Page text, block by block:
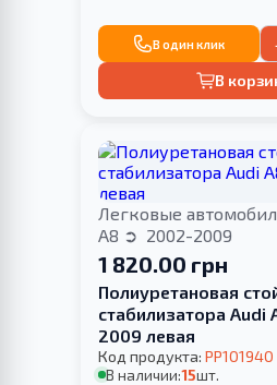
В один клик
В
Легковые
A8
2002-2009
1 820.00 грн
Полиуретановая
стабилизатора Audi
2009 левая
Код продукта: PP101940
В наличии:15шт.